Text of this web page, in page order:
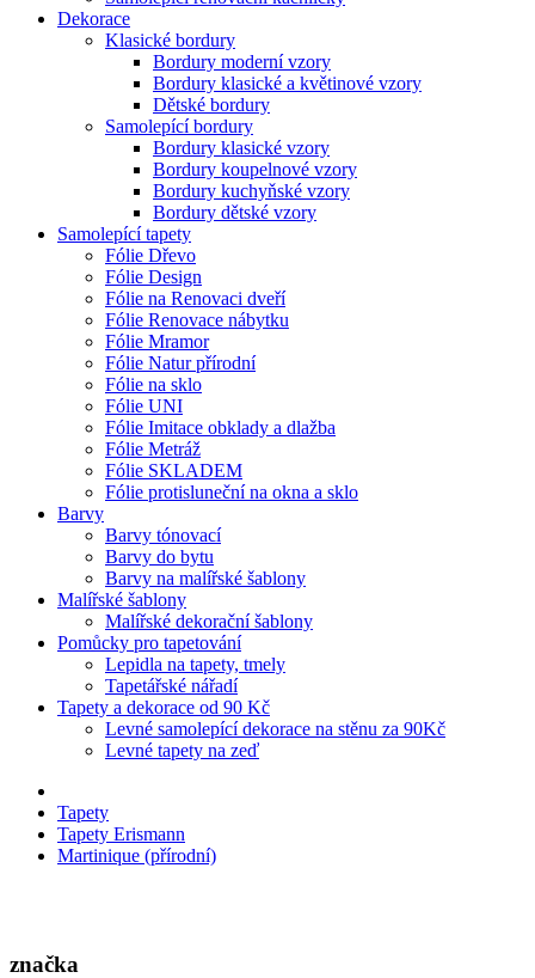
Dekorace
Klasické bordury
Bordury moderní vzory
Bordury klasické a květinové vzory
Dětské bordury
Samolepící bordury
Bordury klasické vzory
Bordury koupelnové vzory
Bordury kuchyňské vzory
Bordury dětské vzory
Samolepící tapety
Fólie Dřevo
Fólie Design
Fólie na Renovaci dveří
Fólie Renovace nábytku
Fólie Mramor
Fólie Natur přírodní
Fólie na sklo
Fólie UNI
Fólie Imitace obklady a dlažba
Fólie Metráž
Fólie SKLADEM
Fólie protisluneční na okna a sklo
Barvy
Barvy tónovací
Barvy do bytu
Barvy na malířské šablony
Malířské šablony
Malířské dekorační šablony
Pomůcky pro tapetování
Lepidla na tapety, tmely
Tapetářské nářadí
Tapety a dekorace od 90 Kč
Levné samolepící dekorace na stěnu za 90Kč
Levné tapety na zeď
Tapety
Tapety Erismann
Martinique (přírodní)
značka